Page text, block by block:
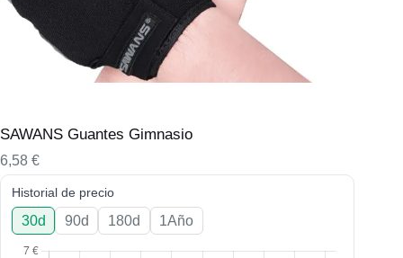
SAWANS Guantes Gimnasio
6,58 €
Historial de precio
30d 90d 180d 1Año